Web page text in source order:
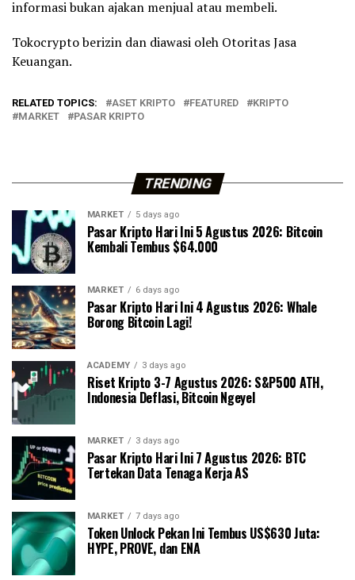
informasi bukan ajakan menjual atau membeli.
Tokocrypto berizin dan diawasi oleh Otoritas Jasa
Keuangan.
RELATED TOPICS: ASET KRIPTO FEATURED
KRIPTO
MARKET
PASAR KRIPTO
TRENDING
MARKET 5 days ago
Pasar Kripto Hari Ini 5 Agustus 2026: Bitcoin
Kembali Tembus $64.000
MARKET 6 days ago
Pasar Kripto Hari Ini 4 Agustus 2026: Whale
Borong Bitcoin Lagi!
ACADEMY 3 days ago
Riset Kripto 3-7 Agustus 2026: S&P500 ATH,
Indonesia Deflasi, Bitcoin Ngeyel
MARKET 3 days ago
Pasar Kripto Hari Ini 7 Agustus 2026: BTC
Tertekan Data Tenaga Kerja AS
MARKET 7 days ago
Token Unlock Pekan Ini Tembus US$630 Juta:
HYPE, PROVE, dan ENA